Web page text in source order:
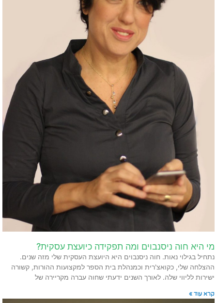
מי היא חוה ניסנבוים ומה תפקידה כיועצת עסקית?
נתחיל בגילוי נאות. חוה ניסנבוים היא היועצת העסקית שלי מזה שנים.
ההצלחה שלי, כקואצ'רית וכמנהלת בית הספר למקצועות ההורות, קשורה
ישירות לליווי שלה. לאורך השנים ידעתי שחוה עברה מקריירה של
קרא עוד »